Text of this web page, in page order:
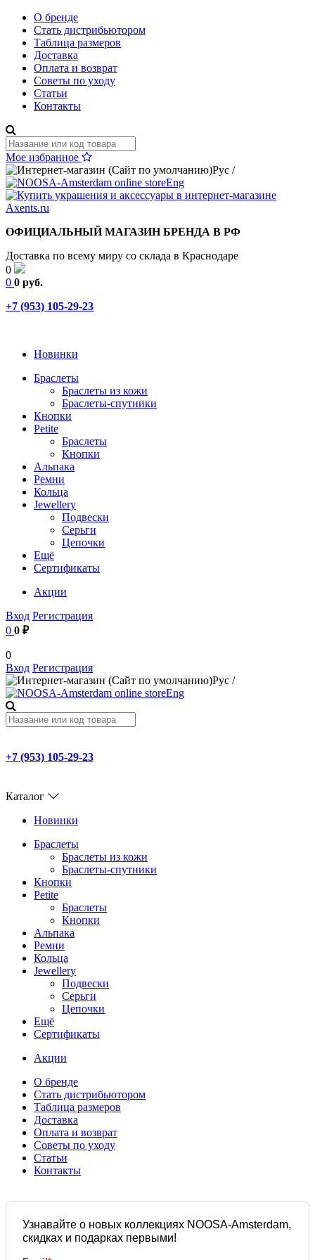
О бренде
Стать дистрибьютором
Таблица размеров
Доставка
Оплата и возврат
Советы по уходу
Статьи
Контакты
Мое избранное
Рус /
Eng
ОФИЦИАЛЬНЫЙ МАГАЗИН БРЕНДА В РФ
Доставка по всему миру со склада в Краснодаре
0
0 0 руб.
+7 (953) 105-29-23
Новинки
Браслеты
Браслеты из кожи
Браслеты-спутники
Кнопки
Petite
Браслеты
Кнопки
Альпака
Ремни
Кольца
Jewellery
Подвески
Серьги
Цепочки
Ещё
Сертификаты
Акции
Вход Регистрация
0 0 ₽
0
Вход Регистрация
Рус /
Eng
+7 (953) 105-29-23
Каталог
Новинки
Браслеты
Браслеты из кожи
Браслеты-спутники
Кнопки
Petite
Браслеты
Кнопки
Альпака
Ремни
Кольца
Jewellery
Подвески
Серьги
Цепочки
Ещё
Сертификаты
Акции
О бренде
Стать дистрибьютором
Таблица размеров
Доставка
Оплата и возврат
Советы по уходу
Статьи
Контакты
Узнавайте о новых коллекциях NOOSA-Amsterdam,
скидках и подарках первыми!